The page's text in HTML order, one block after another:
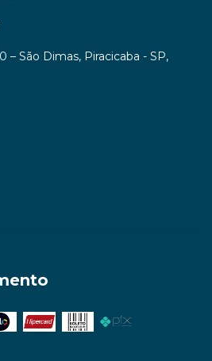
– São Dimas, Piracicaba - SP,